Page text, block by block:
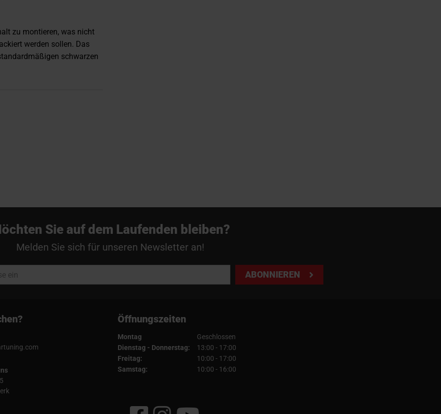
zu montieren, was nicht
werden sollen. Das
schwarzen
Sie auf dem Laufenden bleiben?
Melden Sie sich für unseren Newsletter an!
ABONNIEREN
Öffnungszeiten
Montag
Geschlossen
Dienstag - Donnerstag:
13:00 - 17:00
Freitag:
10:00 - 17:00
Samstag:
10:00 - 16:00